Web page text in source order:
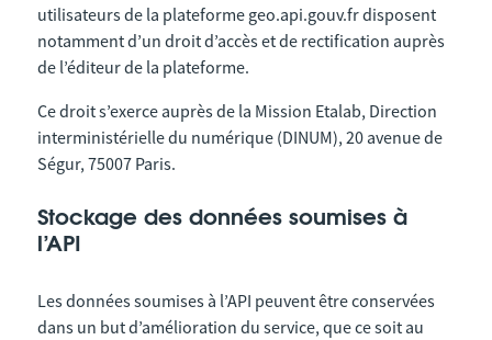
utilisateurs de la plateforme geo.api.gouv.fr disposent
notamment d’un droit d’accès et de rectification auprès
de l’éditeur de la plateforme.
Ce droit s’exerce auprès de la Mission Etalab, Direction
interministérielle du numérique (DINUM), 20 avenue de
Ségur, 75007 Paris.
Stockage des données soumises à
l’API
Les données soumises à l’API peuvent être conservées
dans un but d’amélioration du service, que ce soit au